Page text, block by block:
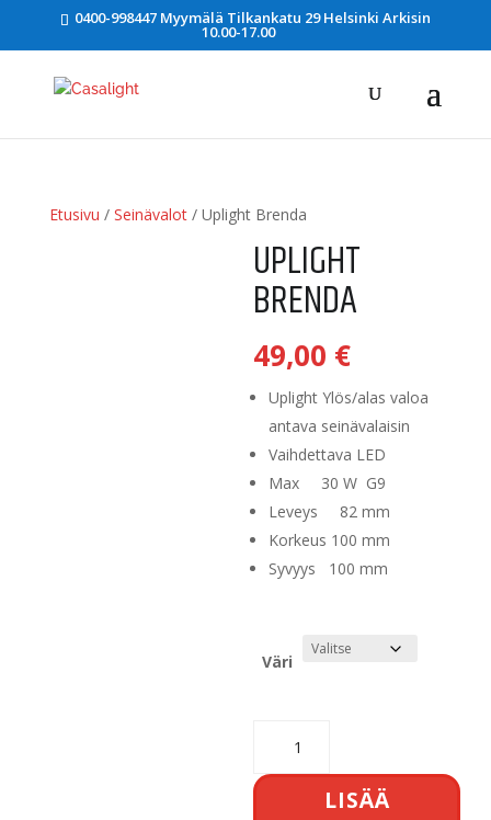
0400-998447 Myymälä Tilkankatu 29 Helsinki Arkisin
10.00-17.00
Etusivu / Seinävalot/ Uplight Brenda
UPLIGHT
BRENDA
49,00 €
Uplight Ylös/alas valoa
antava seinävalaisin
Vaihdettava LED
Max 30 W G9
Leveys 82 mm
Korkeus 100 mm
Syvyys 100 mm
Väri
Brenda
määrä
LISÄÄ